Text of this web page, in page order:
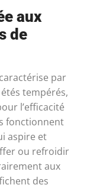
aux
de
par
tempérés,
l’efficacité
fonctionnent
aspire et
ou refroidir
aux
des